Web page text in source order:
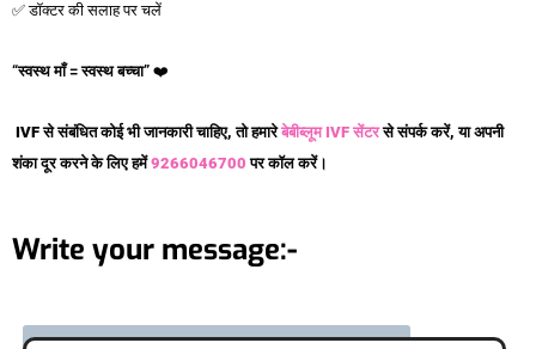
✅ डॉक्टर की सलाह पर चलें
“स्वस्थमाँ =स्वस्थबच्चा” ❤️
IVF से संबंधित कोई भी जानकारी चाहिए, तो हमारेबेबीब्लूम IVF सेंटरसे संपर्क करें, या अपनी
शंका दूर करने के लिए हमें9266046700पर कॉल करें।
Write your message:-